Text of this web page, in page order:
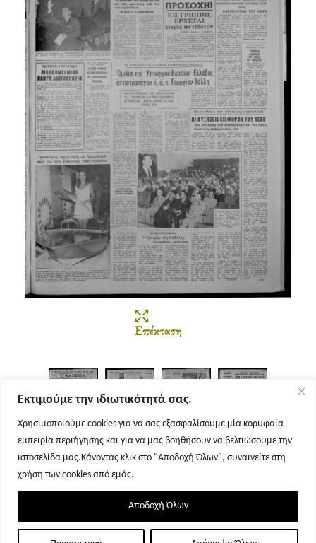
Εκτιμούμε την ιδιωτικότητά σας.
Χρησιμοποιούμε cookies για να σας εξασφαλίσουμε μία κορυφαία
εμπειρία περιήγησης και για να μας βοηθήσουν να βελτιώσουμε την
ιστοσελίδα μας.Κάνοντας κλικ στο "Αποδοχή Όλων", συναινείτε στη
χρήση των cookies από εμάς.
Αποδοχή Όλων
Επέκταση
Σελίδα 1 Σελίδα 2 Σελίδα 3 Σελίδα 4